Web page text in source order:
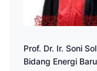
Prof. Dr. Ir. Soni
Bidang Energi